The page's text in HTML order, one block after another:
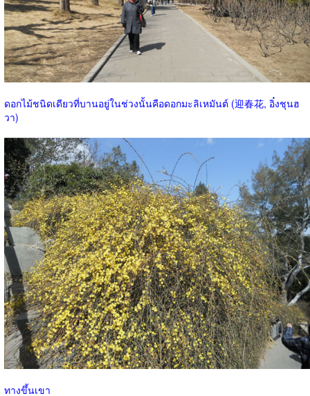
ดอกไม้ชนิดเดียวที่บานอยู่ในช่วงนั้นคือดอกมะลิเหมันต์ (迎春花, อิ๋งชุนฮ
วา)
ทางขึ้นเขา